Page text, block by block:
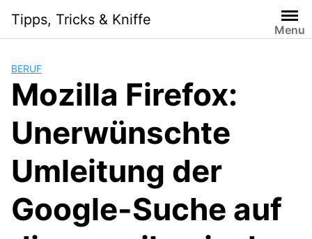
content
Tipps, Tricks & Kniffe
Menu
BERUF
Mozilla Firefox:
Unerwünschte
Umleitung der
Google-Suche auf